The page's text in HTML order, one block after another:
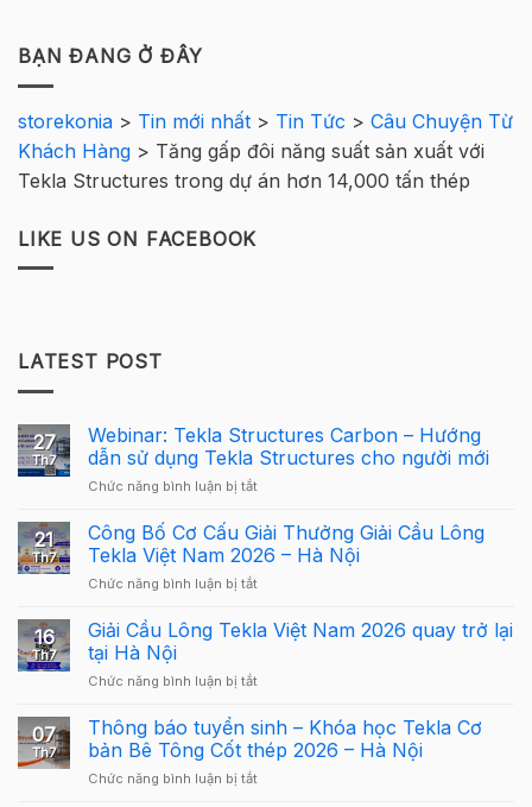
BẠN ĐANG Ở ĐÂY
storekonia > Tin mới nhất > Tin Tức > Câu Chuyện Từ
Khách Hàng > Tăng gấp đôi năng suất sản xuất với
Tekla Structures trong dự án hơn 14,000 tấn thép
LIKE US ON FACEBOOK
LATEST POST
27
Th7
Webinar: Tekla Structures Carbon – Hướng
dẫn sử dụng Tekla Structures cho người mới
Chức năng bình luận bị tắtở
Tekla
Structures
Carbon
–
dẫn
Tekla
cho
người
21
Th7
Công Bố Cơ Cấu Giải Thưởng Giải Cầu Lông
Tekla Việt Nam 2026 – Hà Nội
Chức năng bình luận bị tắtở
Bố
Giải
Giải
Cầu
Lông
Tekla
16
Th7
Giải Cầu Lông Tekla Việt Nam 2026 quay trở lại
tại Hà Nội
Chức năng bình luận bị tắtở
Cầu
Lông
Tekla
Việt
07
Th7
Thông báo tuyển sinh – Khóa học Tekla Cơ
bản Bê Tông Cốt thép 2026 – Hà Nội
Chức năng bình luận bị tắtở